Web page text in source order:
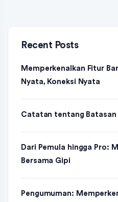
Recent Posts
Memperkenalkan Fitur
Nyata, Koneksi Nyata
Catatan tentang Batasan
Dari Pemula hingga Pro:
Bersama Gipi
Pengumuman: